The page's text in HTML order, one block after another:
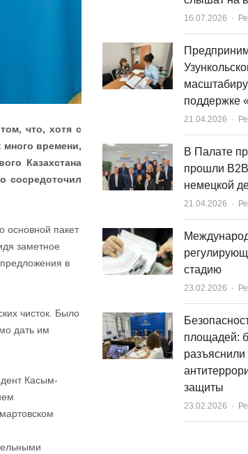
что, хотя с
много времени,
Казахстана
сосредоточил
основной пакет
заметное
в
чисток. Было
дать им
Касым-
16.07.2026
поддержке
21.04.2026
В Палате
прошли
немецкой
21.04.2026
стадию
23.02.2026
площадей:
защиты
23.02.2026